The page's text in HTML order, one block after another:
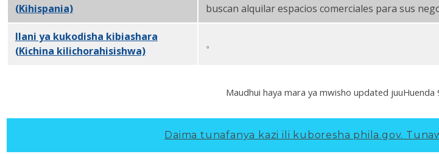
(Kihispania)PDF
buscan alquilar espacios comerciales para sus
Ilani ya kukodisha kibiashara
(Kichina kilichorahisishwa)PDF
。
Maudhui haya mara ya mwisho updated juuHuenda
Daima tunafanya kazi ili kuboresha phila.gov.